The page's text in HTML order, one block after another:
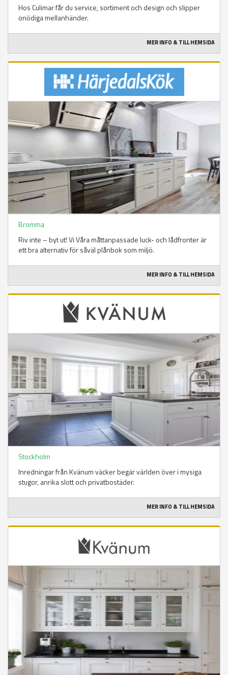
Hos Culimar får du service, sortiment och design och slipper
onödiga mellanhänder.
MER INFO & TILL HEMSIDA
Bromma
Riv inte – byt ut! Vi Våra måttanpassade luck- och lådfronter är
ett bra alternativ för såväl plånbok som miljö.
MER INFO & TILL HEMSIDA
Stockholm
Inredningar från Kvänum väcker begär världen över i mysiga
stugor, anrika slott och privatbostäder.
MER INFO & TILL HEMSIDA